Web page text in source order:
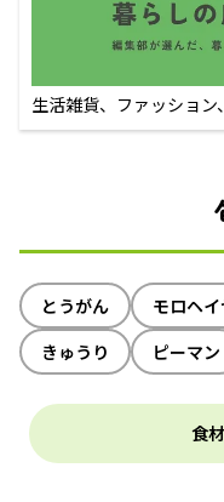
生活雑貨、ファッショ
えるECサイト
とうがん モロヘイ
きゅうり
ピーマン
食